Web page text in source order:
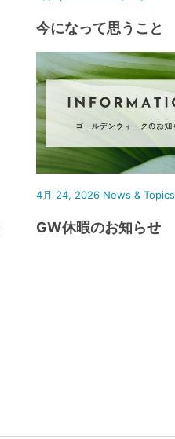
今になって思うこと
4月 24, 2026 News & Topics
GW休暇のお知らせ